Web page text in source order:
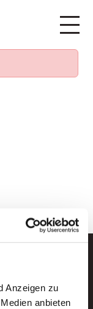
Anzeigen zu
anbieten
Mail.